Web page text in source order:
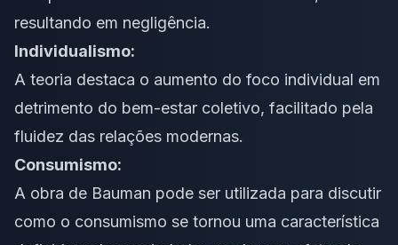
resultando em negligência.
Individualismo:
A teoria destaca o aumento do foco individual em
detrimento do bem-estar coletivo, facilitado pela
fluidez das relações modernas.
Consumismo:
A obra de Bauman pode ser utilizada para discutir
como o consumismo se tornou uma característica